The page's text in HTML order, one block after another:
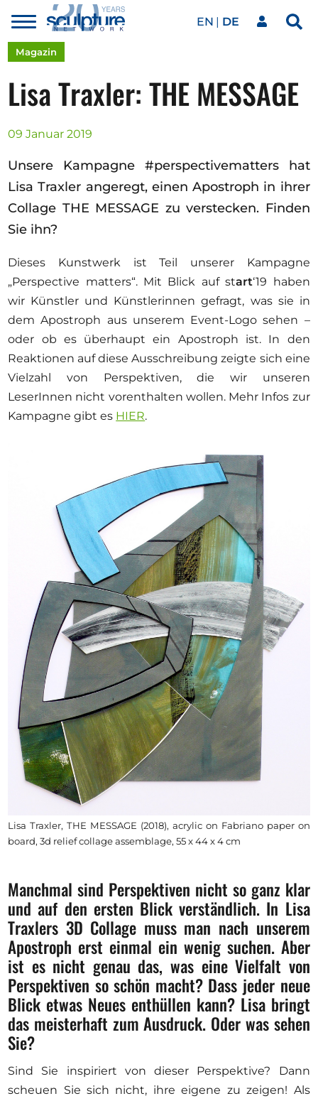
Skip to main content
Toggle
menu
EN DE
Unser Netzwerk
Kunstwerke
Unsere Events
Kunstkalender
Magazin
Ausschreibungen
Mitglied werden
Magazin
Lisa Traxler: THE MESSAGE
09 Januar 2019
Unsere Kampagne #perspectivematters hat
Lisa Traxler angeregt, einen Apostroph in ihrer
Collage THE MESSAGE zu verstecken. Finden
Sie ihn?
Dieses Kunstwerk ist Teil unserer Kampagne
„Perspective matters“. Mit Blick auf start‘19 haben
wir Künstler und Künstlerinnen gefragt, was sie in
dem Apostroph aus unserem Event-Logo sehen –
oder ob es überhaupt ein Apostroph ist. In den
Reaktionen auf diese Ausschreibung zeigte sich eine
Vielzahl von Perspektiven, die wir unseren
LeserInnen nicht vorenthalten wollen. Mehr Infos zur
Kampagne gibt es HIER.
Lisa Traxler, THE MESSAGE (2018), acrylic on Fabriano paper on
board, 3d relief collage assemblage, 55 x 44 x 4 cm
Manchmal sind Perspektiven nicht so ganz klar
und auf den ersten Blick verständlich. In Lisa
Traxlers 3D Collage muss man nach unserem
Apostroph erst einmal ein wenig suchen. Aber
ist es nicht genau das, was eine Vielfalt von
Perspektiven so schön macht? Dass jeder neue
Blick etwas Neues enthüllen kann? Lisa bringt
das meisterhaft zum Ausdruck. Oder was sehen
Sie?
Sind Sie inspiriert von dieser Perspektive? Dann
scheuen Sie sich nicht, ihre eigene zu zeigen! Als